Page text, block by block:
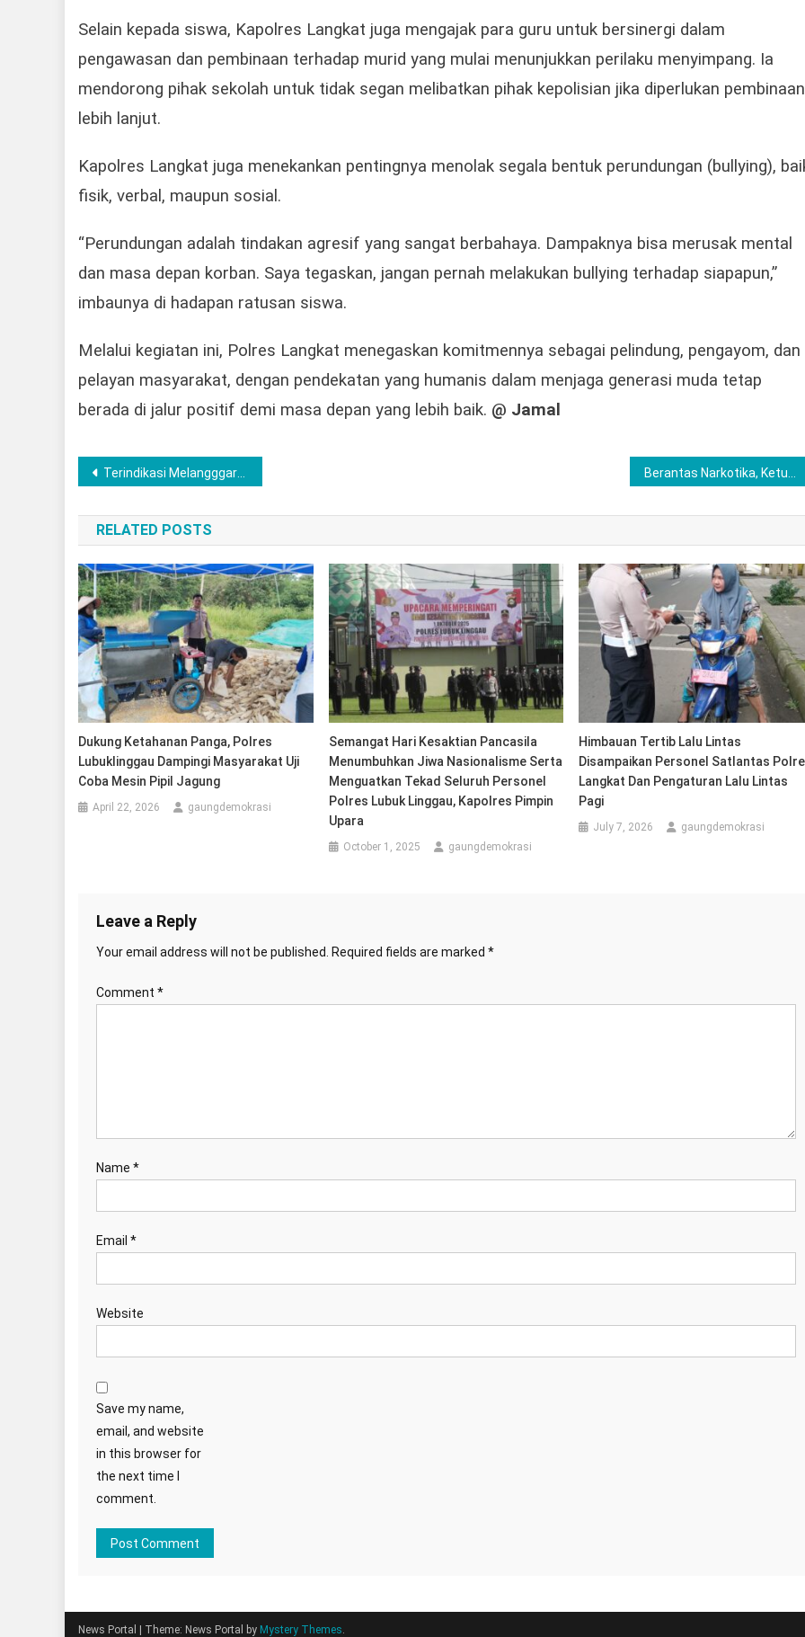
Selain kepada siswa, Kapolres Langkat juga mengajak para guru untuk bersinergi dalam
pengawasan dan pembinaan terhadap murid yang mulai menunjukkan perilaku menyimpang. Ia
mendorong pihak sekolah untuk tidak segan melibatkan pihak kepolisian jika diperlukan pembinaan
lebih lanjut.
Kapolres Langkat juga menekankan pentingnya menolak segala bentuk perundungan (bullying),
fisik, verbal, maupun sosial.
“Perundungan adalah tindakan agresif yang sangat berbahaya. Dampaknya bisa merusak mental
dan masa depan korban. Saya tegaskan, jangan pernah melakukan bullying terhadap siapapun,”
imbaunya di hadapan ratusan siswa.
Melalui kegiatan ini, Polres Langkat menegaskan komitmennya sebagai pelindung, pengayom, dan
pelayan masyarakat, dengan pendekatan yang humanis dalam menjaga generasi muda tetap
berada di jalur positif demi masa depan yang lebih baik. @ Jamal
Post
navigation
Terindikasi Melangggar Peraturan, Proyek Revitalisasi SMPN 1 Secanggang Tanpa Papan Informasi
RELATED POSTS
Dukung Ketahanan Panga, Polres
Lubuklinggau Dampingi Masyarakat Uji
Coba Mesin Pipil Jagung
April 22, 2026 gaungdemokrasi
Semangat Hari Kesaktian Pancasila
Menumbuhkan Jiwa Nasionalisme Serta
Menguatkan Tekad Seluruh Personel
Polres Lubuk Linggau, Kapolres Pimpin
Upara
October 1, 2025 gaungdemokrasi
Himbauan Tertib Lalu Lintas
Disampaikan Personel Satlantas
Langkat Dan Pengaturan Lalu Lintas
Pagi
July 7, 2026 gaungdemokrasi
Leave a Reply
Your email address will not be published. Required fields are marked *
Comment *
Name *
Email *
Website
Save my name,
email, and website
in this browser for
the next time I
comment.
News Portal Theme: News Portal by Mystery Themes.